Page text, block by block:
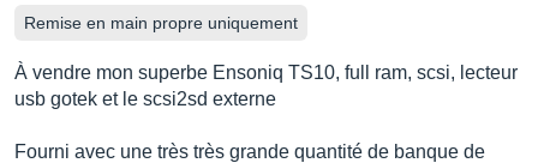
Remise en main propre uniquement
À vendre mon superbe Ensoniq TS10, full ram, scsi, lecteur
usb gotek et le scsi2sd externe
Fourni avec une très très grande quantité de banque de